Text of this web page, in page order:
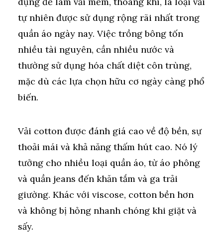
tự nhiên được sử dụng rộng rãi nhất trong
quần áo ngày nay. Việc trồng bông tốn
nhiều tài nguyên, cần nhiều nước và
thường sử dụng hóa chất diệt côn trùng,
mặc dù các lựa chọn hữu cơ ngày càng phổ
biến.
Vải cotton được đánh giá cao về độ bền, sự
thoải mái và khả năng thấm hút cao. Nó lý
tưởng cho nhiều loại quần áo, từ áo phông
và quần jeans đến khăn tắm và ga trải
giường. Khác với viscose, cotton bền hơn
và không bị hỏng nhanh chóng khi giặt và
sấy.